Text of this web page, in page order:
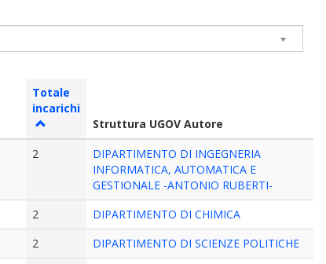
Totale
incarichi
Struttura UGOV Autore
2
DIPARTIMENTO DI INGEGNERIA
INFORMATICA, AUTOMATICA E
GESTIONALE -ANTONIO RUBERTI-
2
DIPARTIMENTO DI CHIMICA
2
DIPARTIMENTO DI SCIENZE POLITICHE